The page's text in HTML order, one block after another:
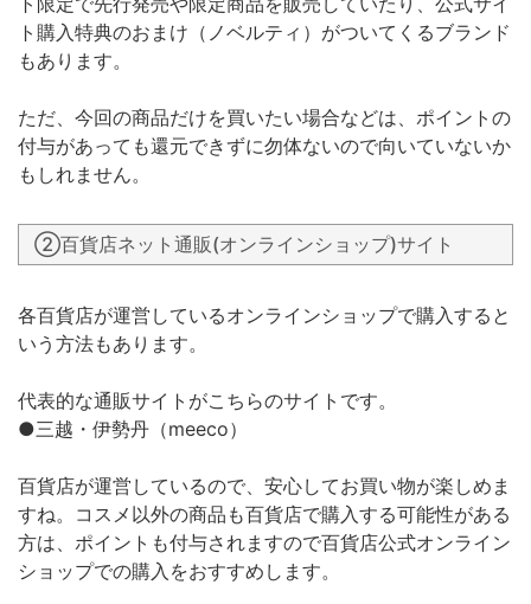
ト購入特典のおまけ（ノベルティ）がついてくるブランド
もあります。
ただ、今回の商品だけを買いたい場合などは、ポイントの
付与があっても還元できずに勿体ないので向いていないか
もしれません。
②百貨店ネット通販(オンラインショップ)サイト
各百貨店が運営しているオンラインショップで購入すると
いう方法もあります。
代表的な通販サイトがこちらのサイトです。
●三越・伊勢丹（meeco）
百貨店が運営しているので、安心してお買い物が楽しめま
すね。コスメ以外の商品も百貨店で購入する可能性がある
方は、ポイントも付与されますので百貨店公式オンライン
ショップでの購入をおすすめします。